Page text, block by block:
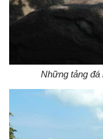
Những tảng đá